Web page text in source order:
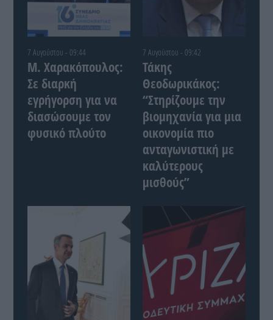
7 Αυγούστου - 09:44
Μ. Χαρακόπουλος:
Σε διαρκή
εγρήγορση για να
διασώσουμε τον
φυσικό πλούτο
7 Αυγούστου - 09:42
Τάκης
Θεοδωρικάκος:
“Στηρίζουμε την
βιομηχανία για μια
οικονομία πιο
ανταγωνιστική με
καλύτερους
μισθούς”